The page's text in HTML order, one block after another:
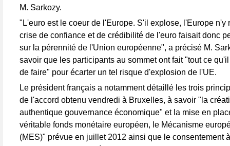
M. Sarkozy.
"L'euro est le coeur de l'Europe. S'il explose, l'Europe n'y
crise de confiance et de crédibilité de l'euro faisait donc
sur la pérennité de l'Union européenne", a précisé M.
savoir que les participants au sommet ont fait "tout ce
de faire" pour écarter un tel risque d'explosion de l'UE.
Le président français a notamment détaillé les trois
de l'accord obtenu vendredi à Bruxelles, à savoir "la
authentique gouvernance économique" et la mise en
véritable fonds monétaire européen, le Mécanisme
(MES)" prévue en juillet 2012 ainsi que le consentement